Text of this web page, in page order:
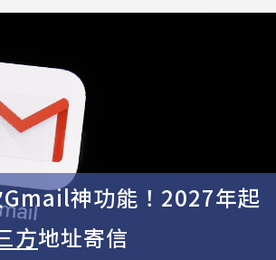
神功能！2027年起
方地址寄信